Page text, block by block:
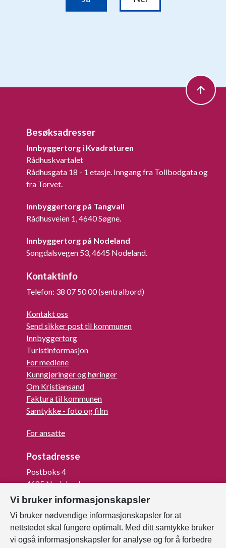
Besøksadresser
Innbyggertorg i Kvadraturen
Rådhuskvartalet
Rådhusgata 18 - 1 etasje. Inngang fra Tollbodgata og
fra Torvet.
Innbyggertorg på Tangvall
Rådhusveien 1, 4640 Søgne.
Innbyggertorg på Nodeland
Songdalsvegen 53, 4645 Nodeland.
Kontaktinfo
Telefon: 38 07 50 00 (sentralbord)
Kontakt oss
Send sikker post til kommunen
Innbyggertorg
Turistinformasjon
For mediene
Kunngjøringer og høringer
Om Kristiansand
Faktura til kommunen
Samtykke - foto og film
For ansatte
Postadresse
Postboks 4
4685 Nodeland
Org.nr: 820 852 982
Last ned vår innbygger -app
Vi bruker informasjonskapsler
Vi bruker nødvendige informasjonskapsler for at
nettstedet skal fungere optimalt. Med ditt samtykke bruker
vi også informasjonskapsler for analyse og for å forbedre